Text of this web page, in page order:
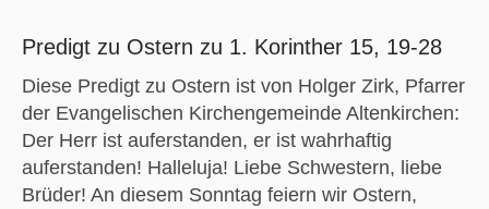
Predigt zu Ostern zu 1. Korinther 15, 19-28
Diese Predigt zu Ostern ist von Holger Zirk, Pfarrer
der Evangelischen Kirchengemeinde Altenkirchen:
Der Herr ist auferstanden, er ist wahrhaftig
auferstanden! Halleluja! Liebe Schwestern, liebe
Brüder! An diesem Sonntag feiern wir Ostern,